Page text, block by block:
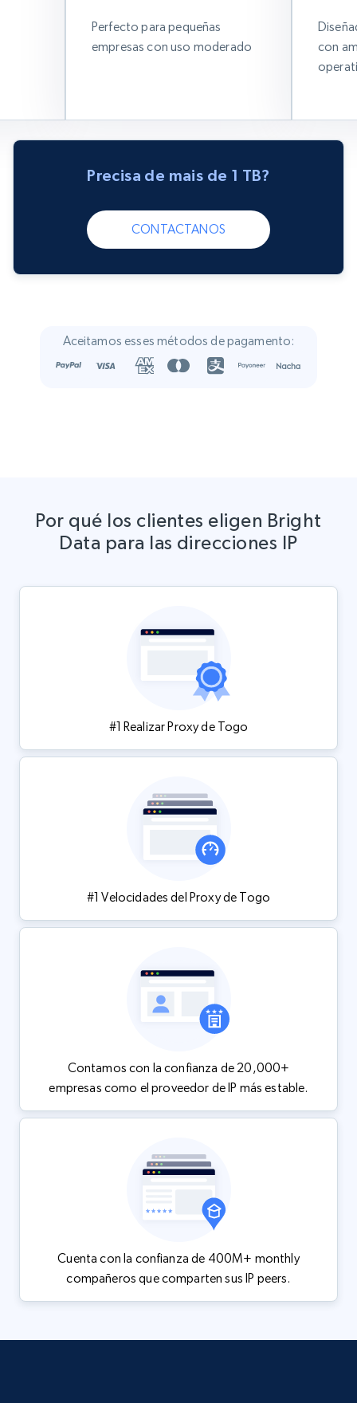
Perfecto para pequeñas
empresas con uso moderado
con
Precisa de mais de 1 TB?
CONTACTANOS
Aceitamos esses métodos de pagamento:
Por qué los clientes eligen Bright
Data para las direcciones IP
#1 Realizar Proxy de Togo
#1 Velocidades del Proxy de Togo
Contamos con la confianza de 20,000+
empresas como el proveedor de IP más estable.
Cuenta con la confianza de 400M+ monthly
compañeros que comparten sus IP peers.